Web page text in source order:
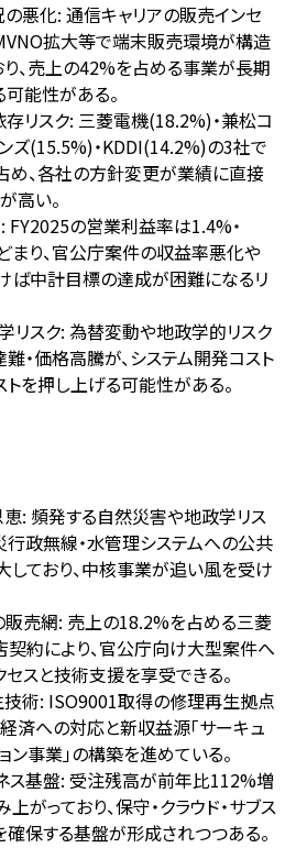
悪化: 通信キャリアの販売インセ
拡大等で端末販売環境が構造
、売上の42%を占める事業が長期
能性がある。
リスク: 三菱電機(18.2%)・兼松コ
ズ(15.5%)・KDDI(14.2%)の3社で
め、各社の方針変更が業績に直接
高い。
FY2025の営業利益率は1.4%・
まり、官公庁案件の収益率悪化や
ば中計目標の達成が困難になるリ
リスク: 為替変動や地政学的リスク
・価格高騰が、システム開発コスト
を押し上げる可能性がある。
: 頻発する自然災害や地政学リス
政無線・水管理システムへの公共
ており、中核事業が追い風を受け
売網: 売上の18.2%を占める三菱
約により、官公庁向け大型案件へ
スと技術支援を享受できる。
術: ISO9001取得の修理再生拠点
済への対応と新収益源「サーキュ
ン事業」の構築を進めている。
ス基盤: 受注残高が前年比112%増
がっており、保守・クラウド・サブス
保する基盤が形成されつつある。